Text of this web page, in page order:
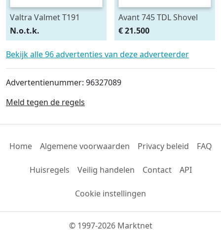
Valtra Valmet T191
HiTech
N.o.t.k.
Avant 745 TDL Shovel
€ 21.500
Bekijk alle 96 advertenties van deze adverteerder
Advertentienummer: 96327089
Meld tegen de regels
Home Algemene voorwaarden Privacy beleid FAQ
Huisregels Veilig handelen Contact API
Cookie instellingen
© 1997-2026 Marktnet